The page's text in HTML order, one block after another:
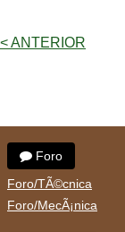
< ANTERIOR
Foro
Foro/TÃ©cnica
Foro/MecÃ¡nica